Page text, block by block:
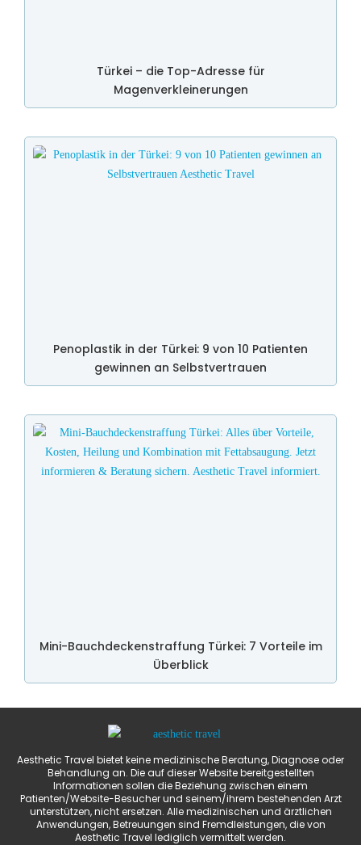
Türkei – die Top-Adresse für
Magenverkleinerungen
Penoplastik in der Türkei: 9 von 10 Patienten
gewinnen an Selbstvertrauen
Mini-Bauchdeckenstraffung Türkei: 7 Vorteile im
Überblick
Aesthetic Travel bietet keine medizinische Beratung, Diagnose oder
Behandlung an. Die auf dieser Website bereitgestellten
Informationen sollen die Beziehung zwischen einem
Patienten/Website-Besucher und seinem/ihrem bestehenden Arzt
unterstützen, nicht ersetzen. Alle medizinischen und ärztlichen
Anwendungen, Betreuungen sind Fremdleistungen, die von
Aesthetic Travel lediglich vermittelt werden.